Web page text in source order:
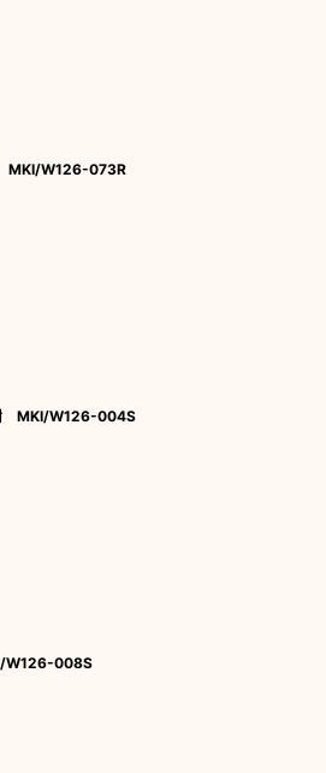
MKI/W126-073R
樹 MKI/W126-004S
W126-008S